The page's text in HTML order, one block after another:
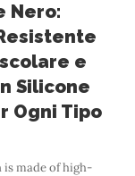
Nero:
e
Silicone
Ogni Tipo
is made of high-